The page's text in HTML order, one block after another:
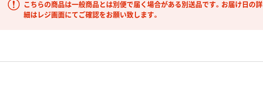
こちらの商品は一般商品とは別便で届く場合がある別送品です。お届け日の詳
細はレジ画面にてご確認をお願い致します。